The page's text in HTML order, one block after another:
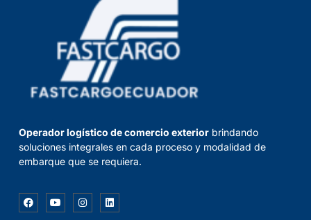
Operador logístico de comercio exterior brindando
soluciones integrales en cada proceso y modalidad de
embarque que se requiera.